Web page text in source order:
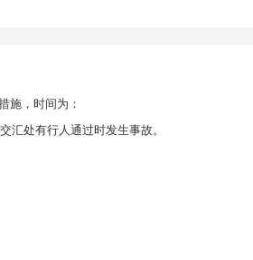
施，时间为：
汇处有行人通过时发生事故。